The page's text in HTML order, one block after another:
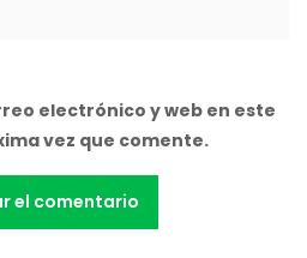
electrónico y web en este
vez que comente.